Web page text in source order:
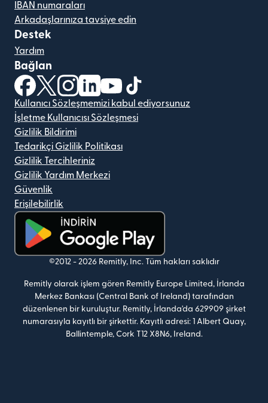
IBAN numaraları
Arkadaşlarınıza tavsiye edin
Destek
Yardım
Bağlan
(yeni pencerede açılır)
(yeni pencerede açılır)
(yeni pencerede açılır)
(yeni pencerede açılır)
(yeni pencerede açılır)
Kullanıcı Sözleşmemizi kabul ediyorsunuz
İşletme Kullanıcısı Sözleşmesi
Gizlilik Bildirimi
Tedarikçi Gizlilik Politikası
Gizlilik Tercihleriniz
Gizlilik Yardım Merkezi
Güvenlik
Erişilebilirlik
(yeni pencerede açılır)
©2012 - 2026 Remitly, Inc. Tüm hakları saklıdır
Remitly olarak işlem gören Remitly Europe Limited, İrlanda
Merkez Bankası (Central Bank of Ireland) tarafından
düzenlenen bir kuruluştur. Remitly, İrlanda'da 629909 şirket
numarasıyla kayıtlı bir şirkettir. Kayıtlı adresi: 1 Albert Quay,
Ballintemple, Cork T12 X8N6, Ireland.